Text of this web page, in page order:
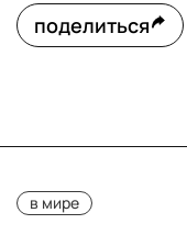
поделиться
в мире